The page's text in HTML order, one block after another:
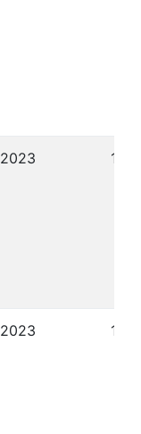
2023 10/
2023 13/